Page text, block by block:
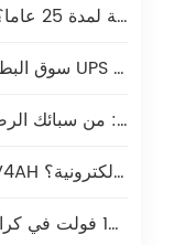
ما الذي يجعل Kaiying شريكا عالميا موثوقا به في تصنيع بطاريات الرصاص الحمضية لمدة 25 عاما؟
تحليل شامل لتصنيع ألواح
لماذا أصبح 4V4AH و 6V4AH مصدر الطاقة المفضل للموازين الإلكترونية؟
| كايينغ باور